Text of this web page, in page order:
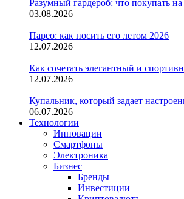
Разумный гардероб: что покупать
03.08.2026
Парео: как носить его летом 2026
12.07.2026
Как сочетать элегантный и
12.07.2026
Купальник, который задает
06.07.2026
Технологии
Инновации
Смартфоны
Электроника
Бизнес
Бренды
Инвестиции